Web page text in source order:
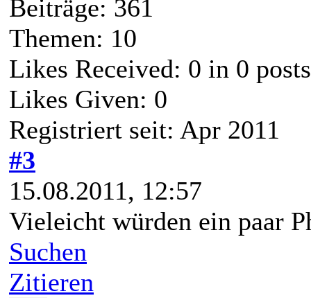
Beiträge: 361
Themen: 10
Likes Received: 0 in 0 posts
Likes Given: 0
Registriert seit: Apr 2011
#3
15.08.2011, 12:57
Vieleicht würden ein paar
Suchen
Zitieren